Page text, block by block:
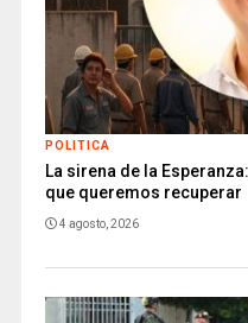
POLITICA
La sirena de la
que queremos recuperar
4 agosto, 2026